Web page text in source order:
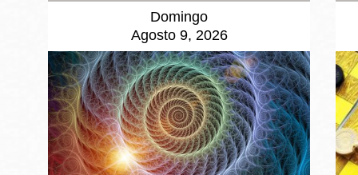
Domingo
Agosto 9, 2026